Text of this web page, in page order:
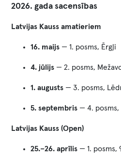
2026. gada sacensības
Latvijas Kauss amatieriem
16. maijs — 1. posms, Ērgļi
4. jūlijs — 2. posms,
1. augusts — 3. posms,
5. septembris — 4. posms,
Latvijas Kauss (Open)
25.–26. aprīlis — 1. posms,